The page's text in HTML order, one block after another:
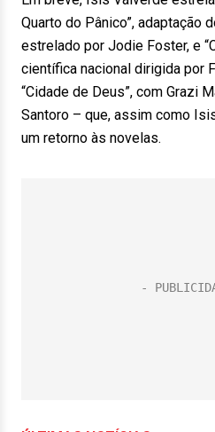
Quarto do Pânico”, adaptação
estrelado por Jodie Foster, e
científica nacional dirigida por
“Cidade de Deus”, com Grazi
Santoro – que, assim como
um retorno às novelas.